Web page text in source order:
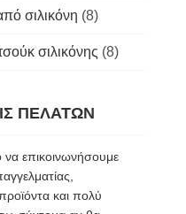
σιλικόνη (8)
σιλικόνης (8)
ΠΕΛΑΤΏΝ
να επικοινωνήσουμε
και πολύ